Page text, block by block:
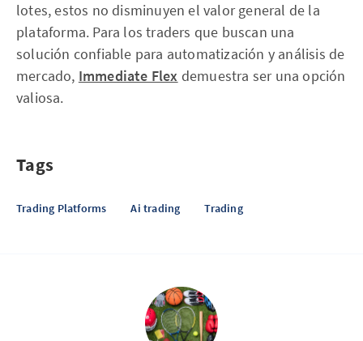
lotes, estos no disminuyen el valor general de la
plataforma. Para los traders que buscan una
solución confiable para automatización y análisis de
mercado, Immediate Flex demuestra ser una opción
valiosa.
Tags
Trading Platforms Ai trading Trading